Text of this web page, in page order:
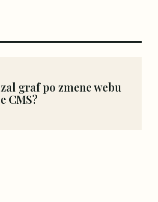
graf po zmene webu
CMS?